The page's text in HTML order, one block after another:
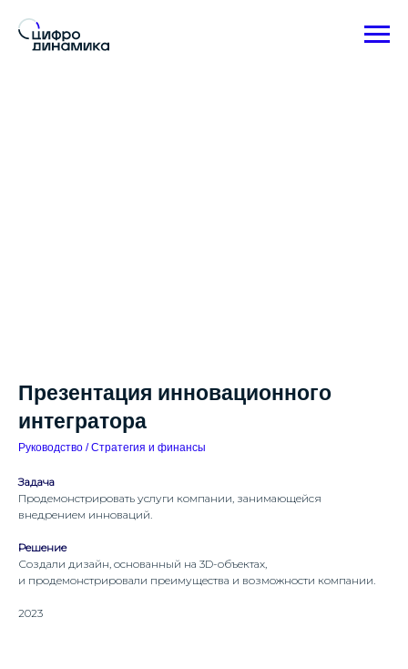
Презентация инновационного
интегратора
Руководство / Стратегия и финансы
Задача
Продемонстрировать услуги компании, занимающейся
внедрением инноваций.
Решение
Создали дизайн, основанный на 3D-объектах,
и продемонстрировали преимущества и возможности компании.
2023